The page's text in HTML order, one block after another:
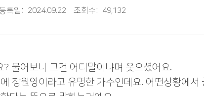
록일: 2024.09.22 조회수: 49,132
물어보니 그건 어디말이냐며 웃으셨어요.
장원영이라고 유명한 가수인데요. 어떤상황에서